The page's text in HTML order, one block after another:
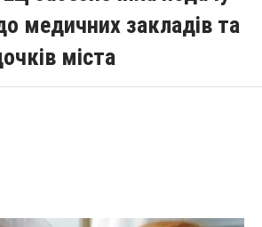
медичних закладів та
міста